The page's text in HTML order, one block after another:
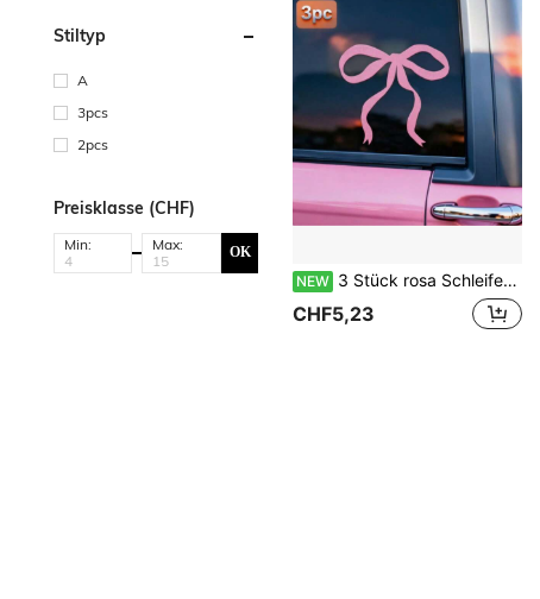
Stiltyp
A
3pcs
2pcs
Preisklasse (CHF)
Min: Max: OK
NEW 3 Stück rosa Schleifen Autoaufkleber, süßer Mädchenstil Vinylaufkleber, geeignet für Auto-Rückspiegel und Fenster, niedliche ästhetische Auto-Dekorationszubehör, 6 Zoll/8 Zoll
CHF5,23